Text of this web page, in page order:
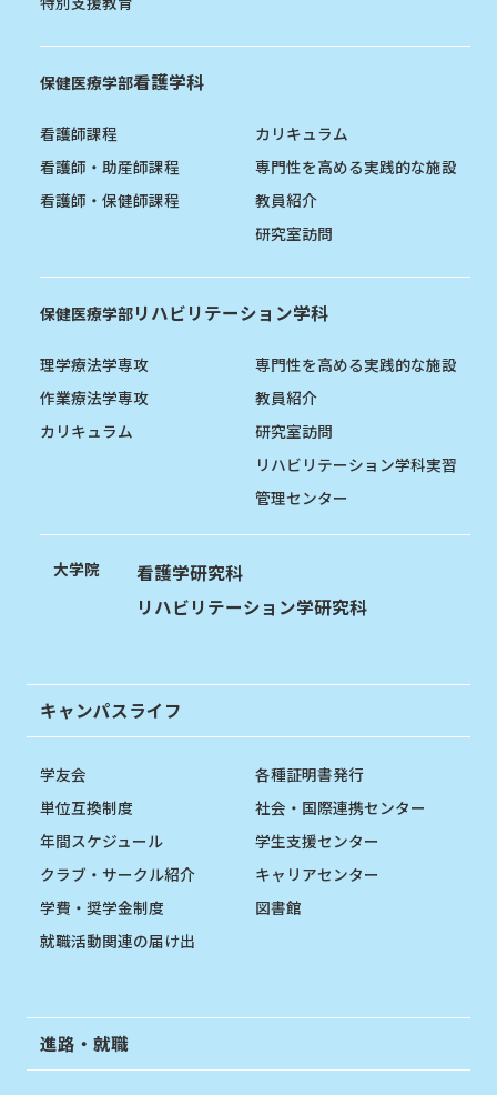
保健医療学部看護学科
看護師課程
看護師・助産師課程
看護師・保健師課程
カリキュラム
専門性を高める実践的な施設
教員紹介
研究室訪問
保健医療学部リハビリテーション学科
理学療法学専攻
作業療法学専攻
カリキュラム
専門性を高める実践的な施設
教員紹介
研究室訪問
リハビリテーション学科実習
管理センター
大学院
看護学研究科
リハビリテーション学研究科
キャンパスライフ
学友会
単位互換制度
年間スケジュール
クラブ・サークル紹介
学費・奨学金制度
就職活動関連の届け出
各種証明書発行
社会・国際連携センター
学生支援センター
キャリアセンター
図書館
進路・就職